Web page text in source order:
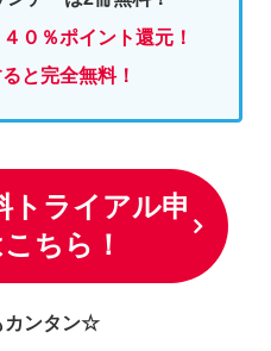
４０％ポイント還元！
と完全無料！
トライアル申
ちら！
ンタン☆